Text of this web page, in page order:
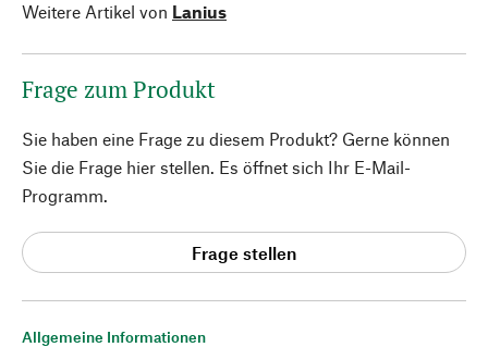
Allgemeine Informationen
Weitere Artikel von Lanius
Frage zum Produkt
Sie haben eine Frage zu diesem Produkt? Gerne können
Sie die Frage hier stellen. Es öffnet sich Ihr E-Mail-
Programm.
Frage stellen